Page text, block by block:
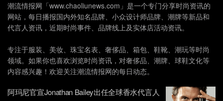
潮流情报网「www.chaoliunews.com」是一个专门分享时尚资讯的
网站，每日播报国内外知名品牌、小众设计师品牌、潮牌等新品和
代言人资讯，近期时尚事件、品牌线上及实体店活动资讯。
专注于服装、美妆、珠宝名表、奢侈品、箱包、鞋靴、潮玩等时尚
领域。如果你也喜欢浏览时尚资讯，对奢侈品、潮牌、球鞋文化等
内容感兴趣！欢迎关注潮流情报网的每日动态。
阿玛尼官宣Jonathan Bailey出任全球香水代言人